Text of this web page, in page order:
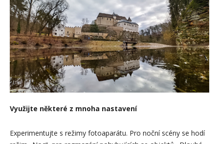
Využijte některé z mnoha nastavení
Experimentujte s režimy fotoaparátu. Pro noční scény se hodí